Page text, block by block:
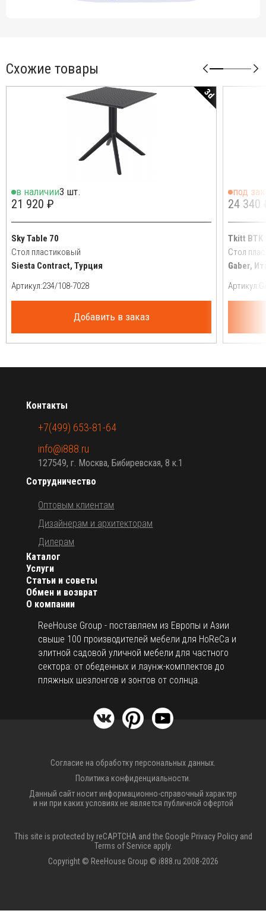
Схожие товары
3d
в наличии3 шт.
21 920 ₽
Sky Table 70
Стол пластиковый
Siesta Contract, Турция
Артикул:
Добавить в заказ
под
24 340
Tkitt BTK
Стол
Gaber,
Артикул:
О компании
ReeHouse Group - поставляем из Европы и Азии
свыше 100 производителей мебели для HoReCa и
элитной садовой уличной мебели для частного
сектора: от обеденных и лаунж-комплектов до
пляжных шезлонгов и зонтов от солнца.
Каталог
Услуги
Статьи и советы
Обмен и возврат
Сотрудничество
Оптовым клиентам
Дизайнерам и архитекторам
Дилерам
Контакты
+7(499) 653-81-64
info@i888.ru
127549, г. Москва, Бибиревская, 8 к.1
Согласие на обработку персональных данных.
Политика конфиденциальности.
Данный сайт носит информационно-справочный характер
и ни при каких условиях не является публичной офертой
This site is protected by reCAPTCHA and the Google Privacy Policyand
Terms of Service apply.
Copyright © ReeHouse Group © i888.ru 2008-2026